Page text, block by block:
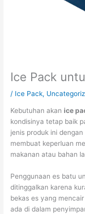
Ice Pack
/ Ice Pack,
Kebutuhan akan ice
kondisinya tetap baik
jenis produk ini
membuat keperluan
makanan atau bahan
Penggunaan es batu
ditinggalkan karena
bekas es yang
ada di dalam